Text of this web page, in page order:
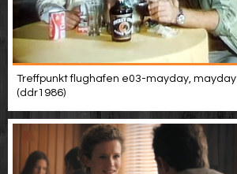
Treffpunkt flughafen e03-mayday, mayday
(ddr1986)